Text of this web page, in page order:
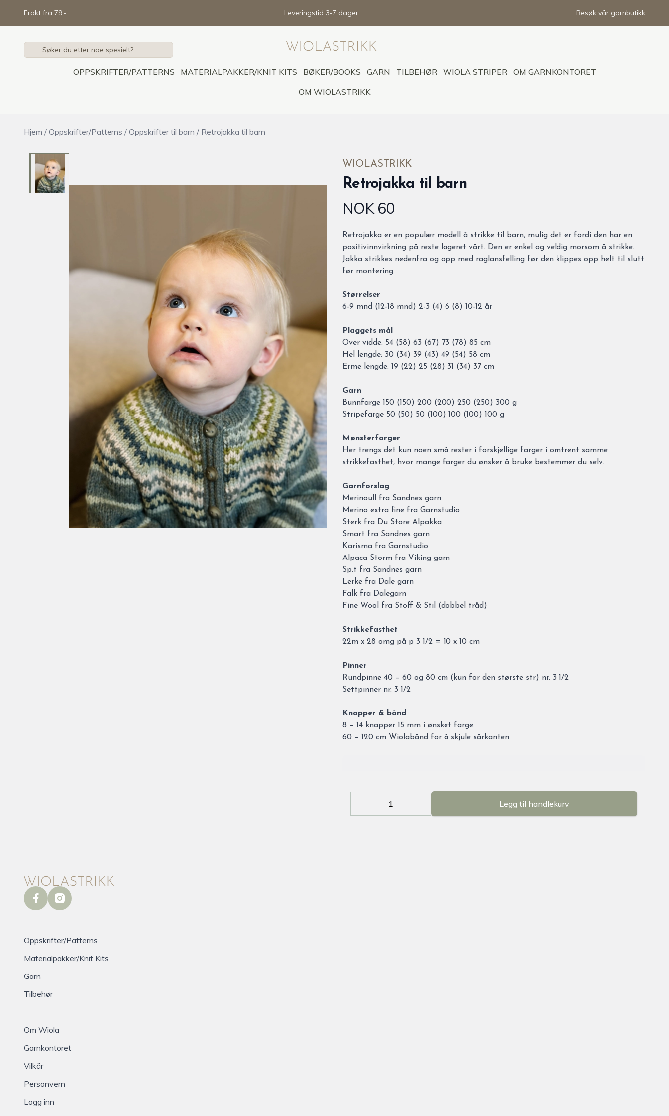
Frakt fra 79,- Leveringstid 3-7 dager Besøk vår garnbutikk
OPPSKRIFTER/PATTERNS MATERIALPAKKER/KNIT KITS BØKER/BOOKS GARN TILBEHØR WIOLA STRIPER
OM GARNKONTORET
OM WIOLASTRIKK
Hjem / Oppskrifter/Patterns / Oppskrifter til barn / Retrojakka til barn
WIOLASTRIKK
Retrojakka til barn
Produktdetaljer
NOK 60
Description
Retrojakka er en populær modell å strikke til barn, mulig det er fordi den har en
positivinnvirkning på reste lageret vårt. Den er enkel og veldig morsom å strikke.
Jakka strikkes nedenfra og opp med raglansfelling før den klippes opp helt til slutt
før montering.
Størrelser
6-9 mnd (12-18 mnd) 2-3 (4) 6 (8) 10-12 år
Plaggets mål
Over vidde: 54 (58) 63 (67) 73 (78) 85 cm
Hel lengde: 30 (34) 39 (43) 49 (54) 58 cm
Erme lengde: 19 (22) 25 (28) 31 (34) 37 cm
Garn
Bunnfarge 150 (150) 200 (200) 250 (250) 300 g
Stripefarge 50 (50) 50 (100) 100 (100) 100 g
Mønsterfarger
Her trengs det kun noen små rester i forskjellige farger i omtrent samme
strikkefasthet, hvor mange farger du ønsker å bruke bestemmer du selv.
Garnforslag
Merinoull fra Sandnes garn
Merino extra fine fra Garnstudio
Sterk fra Du Store Alpakka
Smart fra Sandnes garn
Karisma fra Garnstudio
Alpaca Storm fra Viking garn
Sp.t fra Sandnes garn
Lerke fra Dale garn
Falk fra Dalegarn
Fine Wool fra Stoff & Stil (dobbel tråd)
Strikkefasthet
22m x 28 omg på p 3 1/2 = 10 x 10 cm
Pinner
Rundpinne 40 – 60 og 80 cm (kun for den største str) nr. 3 1/2
Settpinner nr. 3 1/2
Knapper & bånd
8 – 14 knapper 15 mm i ønsket farge.
60 – 120 cm Wiolabånd for å skjule sårkanten.
Decrease
Legg til handlekurv
facebookinstagram
Oppskrifter/Patterns
Materialpakker/Knit Kits
Garn
Tilbehør
Om Wiola
Garnkontoret
Vilkår
Personvern
Logg inn